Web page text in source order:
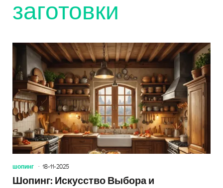
заготовки
шопинг 18-11-2025
Шопинг: Искусство Выбора и